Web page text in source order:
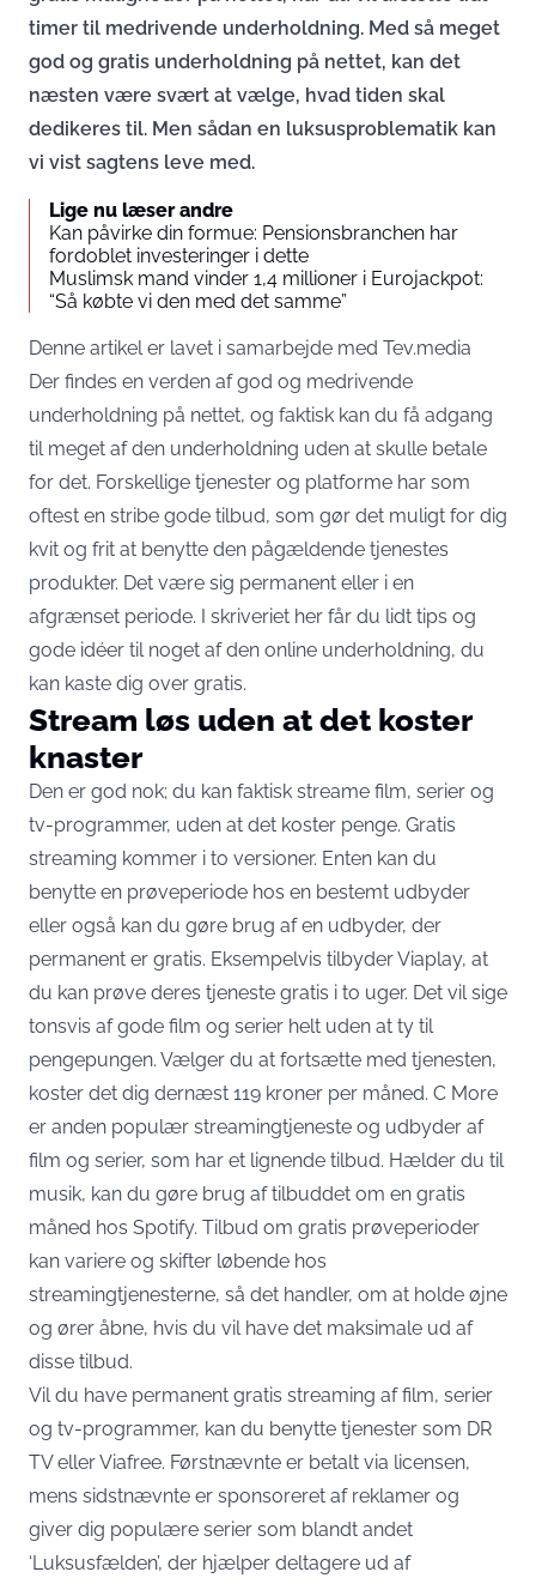
timer til medrivende underholdning. Med så meget
god og gratis underholdning på nettet, kan det
næsten være svært at vælge, hvad tiden skal
dedikeres til. Men sådan en luksusproblematik kan
vi vist sagtens leve med.
Lige nu læser andre
Kan påvirke din formue: Pensionsbranchen har
fordoblet investeringer i dette
Muslimsk mand vinder 1,4 millioner i Eurojackpot:
“Så købte vi den med det samme”
Denne artikel er lavet i samarbejde med Tev.media
Der findes en verden af god og medrivende
underholdning på nettet, og faktisk kan du få adgang
til meget af den underholdning uden at skulle betale
for det. Forskellige tjenester og platforme har som
oftest en stribe gode tilbud, som gør det muligt for dig
kvit og frit at benytte den pågældende tjenestes
produkter. Det være sig permanent eller i en
afgrænset periode. I skriveriet her får du lidt tips og
gode idéer til noget af den online underholdning, du
kan kaste dig over gratis.
Stream løs uden at det koster
knaster
Den er god nok; du kan faktisk streame film, serier og
tv-programmer, uden at det koster penge. Gratis
streaming kommer i to versioner. Enten kan du
benytte en prøveperiode hos en bestemt udbyder
eller også kan du gøre brug af en udbyder, der
permanent er gratis. Eksempelvis tilbyder Viaplay, at
du kan prøve deres tjeneste gratis i to uger. Det vil sige
tonsvis af gode film og serier helt uden at ty til
pengepungen. Vælger du at fortsætte med tjenesten,
koster det dig dernæst 119 kroner per måned. C More
er anden populær streamingtjeneste og udbyder af
film og serier, som har et lignende tilbud. Hælder du til
musik, kan du gøre brug af tilbuddet om en gratis
måned hos Spotify. Tilbud om gratis prøveperioder
kan variere og skifter løbende hos
streamingtjenesterne, så det handler, om at holde øjne
og ører åbne, hvis du vil have det maksimale ud af
disse tilbud.
Vil du have permanent gratis streaming af film, serier
og tv-programmer, kan du benytte tjenester som DR
TV eller Viafree. Førstnævnte er betalt via licensen,
mens sidstnævnte er sponsoreret af reklamer og
giver dig populære serier som blandt andet
‘Luksusfælden’, der hjælper deltagere ud af